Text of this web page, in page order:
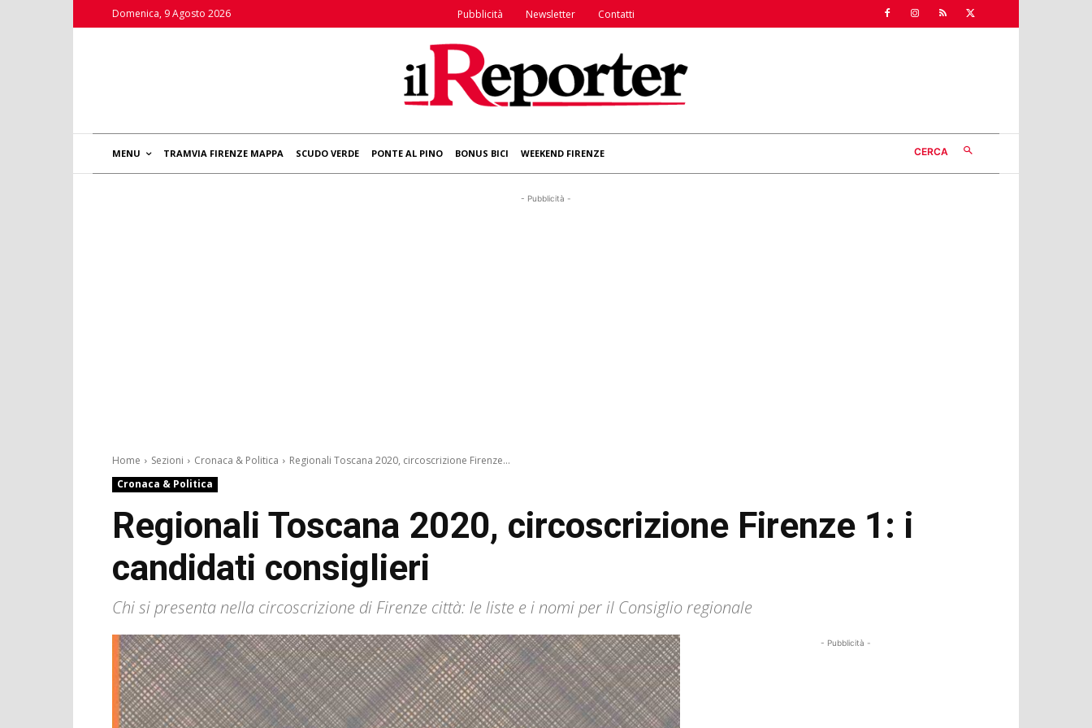
Domenica, 9 Agosto 2026 Pubblicità Newsletter Contatti
MENU TRAMVIA FIRENZE MAPPA SCUDO VERDE PONTE AL PINO BONUS BICI WEEKEND FIRENZE CERCA
- Pubblicità -
Home Sezioni Cronaca & Politica
Regionali Toscana 2020, circoscrizione Firenze...
Cronaca & Politica
Regionali Toscana 2020, circoscrizione Firenze 1: i
candidati consiglieri
Chi si presenta nella circoscrizione di Firenze città: le liste e i nomi per il Consiglio regionale
- Pubblicità -